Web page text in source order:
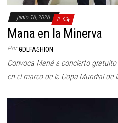
junio 16, 2026 0
Mana en la Minerva
Por GDLFASHION
Convoca Maná a concierto
en el marco de la Copa Mundial de